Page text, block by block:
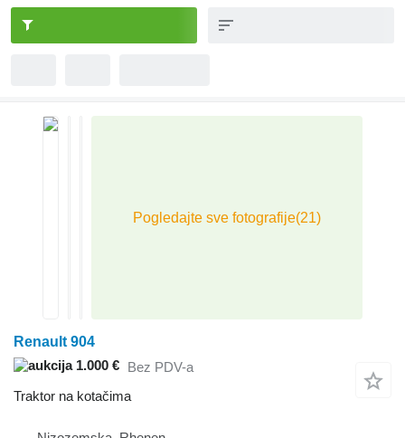
Renault 904
1.000 € Bez PDV-a
Traktor na kotačima